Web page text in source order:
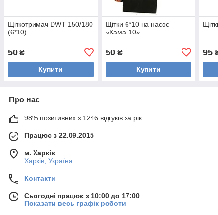
Щіткотримач DWT 150/180
(6*10)
50 ₴
Купити
Щітки 6*10 на насос
«Кама-10»
50₴
Купити
95
Про нас
98% позитивних з 1246 відгуків за рік
Працює з 22.09.2015
м. Харків
Харків, Україна
Контакти
Сьогодні працює з 10:00 до 17:00
Показати весь графік роботи